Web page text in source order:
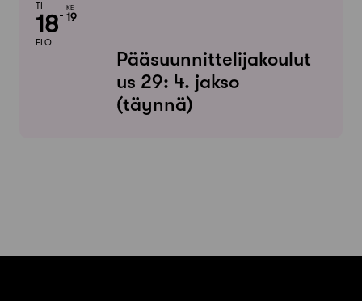
TI
18
ELO
KE
19
Pääsuunnittelijakoulut
us 29: 4. jakso
(täynnä)